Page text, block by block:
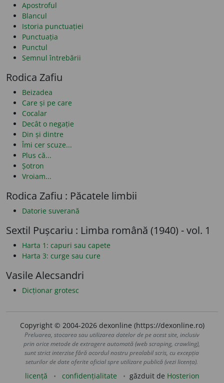
Apostroful
Blancul
Istoria punctuației
Punctuația
Punctul
Semnul întrebării
Rodica Zafiu
Beizadea
Care și pe care
Cocalar
Decât o negație
Din și dintre
Îmi cer scuze...
Plus că...
Șotron
Vroiam...
Rodica Zafiu : Păcatele limbii
Datorie suverană
Sextil Pușcariu : Limba română (1940) - vol. 1
Harta 1: capuri sau capete
Harta 3: curge sau cure
Vasile Alecsandri
Dicționar grotesc
Copyright © 2004-2026 dexonline (https://dexonline.ro)
Preluarea, stocarea sau utilizarea datelor de pe acest site, inclusiv
prin orice metode de extragere automată (web scraping, crawling),
sunt strict interzise fără acordul nostru prealabil scris, cu excepția
seturilor de date oferite oficial spre utilizare publică (vezi licența).
licență confidențialitate găzduit de Hosterion